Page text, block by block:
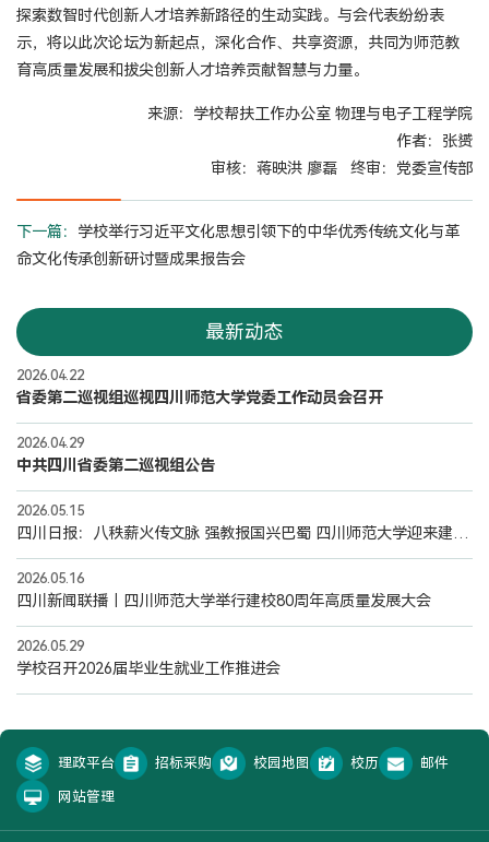
探索数智时代创新人才培养新路径的生动实践。与会代表纷纷表
示，将以此次论坛为新起点，深化合作、共享资源，共同为师范教
育高质量发展和拔尖创新人才培养贡献智慧与力量。
来源：学校帮扶工作办公室 物理与电子工程学院
作者：张赟
审核：蒋映洪 廖磊 终审：党委宣传部
下一篇： 学校举行习近平文化思想引领下的中华优秀传统文化与革
命文化传承创新研讨暨成果报告会
最新动态
2026.04.22
省委第二巡视组巡视四川师范大学党委工作动员会召开
2026.04.29
中共四川省委第二巡视组公告
2026.05.15
四川日报：八秩薪火传文脉 强教报国兴巴蜀 四川师范大学迎来建校80周年
2026.05.16
四川新闻联播丨四川师范大学举行建校80周年高质量发展大会
2026.05.29
学校召开2026届毕业生就业工作推进会
理政平台 招标采购 校园地图 校历 邮件
网站管理